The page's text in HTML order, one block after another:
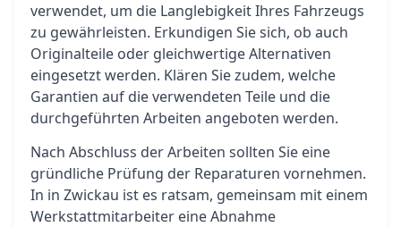
verwendet, um die Langlebigkeit Ihres Fahrzeugs
zu gewährleisten. Erkundigen Sie sich, ob auch
Originalteile oder gleichwertige Alternativen
eingesetzt werden. Klären Sie zudem, welche
Garantien auf die verwendeten Teile und die
durchgeführten Arbeiten angeboten werden.
Nach Abschluss der Arbeiten sollten Sie eine
gründliche Prüfung der Reparaturen vornehmen.
In in Zwickau ist es ratsam, gemeinsam mit einem
Werkstattmitarbeiter eine Abnahme